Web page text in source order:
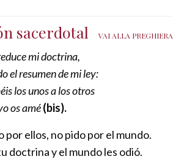
sacerdotal VAI ALLA PREGHIERA
mi doctrina,
el resumen de mi ley:
los unos a los otros
os amé(bis).
por ellos, no pido por el mundo.
doctrina y el mundo les odió.